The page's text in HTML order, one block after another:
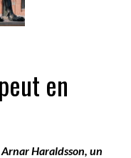
en
Haraldsson, un